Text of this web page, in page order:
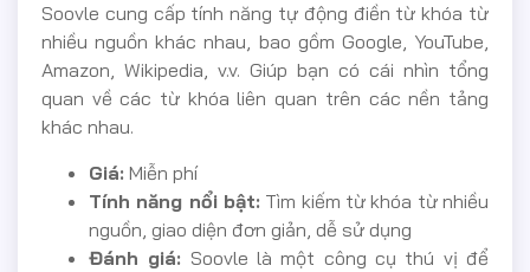
Soovle cung cấp tính năng tự động điền từ khóa từ
nhiều nguồn khác nhau, bao gồm Google, YouTube,
Amazon, Wikipedia, v.v. Giúp bạn có cái nhìn tổng
quan về các từ khóa liên quan trên các nền tảng
khác nhau.
Giá: Miễn phí
Tính năng nổi bật: Tìm kiếm từ khóa từ nhiều
nguồn, giao diện đơn giản, dễ sử dụng
Đánh giá: Soovle là một công cụ thú vị để